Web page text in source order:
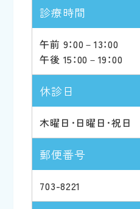
診療時間
午前 9：00－13：00
午後 15：00－19：00
休診日
木曜日･日曜日･祝日
郵便番号
703-8221